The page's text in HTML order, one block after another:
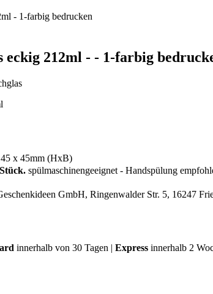
- 1-farbig bedrucken
eckig 212ml - - 1-farbig
45 x 45mm (HxB)
spülmaschinengeeignet - Handspülung
GmbH, Ringenwalder Str. 5, 16247
innerhalb von 30 Tagen | Express innerhalb 2